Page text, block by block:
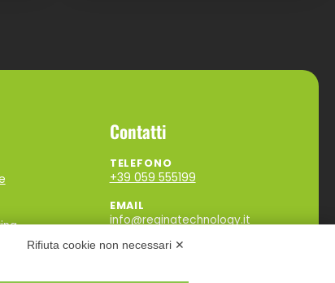
Contatti
TELEFONO
+39 059 555199
EMAIL
info@reginatechnology.it
SOCIAL
Rifiuta cookie non necessari ✕